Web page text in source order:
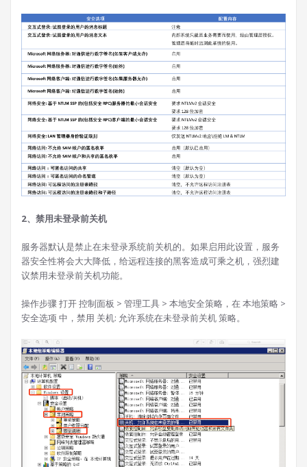
2、禁用未登录前关机
服务器默认是禁止在未登录系统前关机的。如果启用此设置，服务
器安全性将会大大降低，给远程连接的黑客造成可乘之机，强烈建
议禁用未登录前关机功能。
操作步骤 打开 控制面板 > 管理工具 > 本地安全策略，在 本地策略 >
安全选项 中，禁用 关机: 允许系统在未登录前关机 策略。